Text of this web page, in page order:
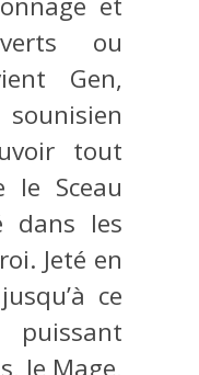
ou
Gen,
tout
le Sceau
dans les
Jeté en
ce